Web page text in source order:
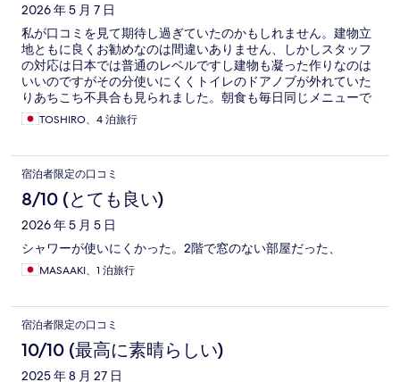
2026 年 5 月 7 日
私が口コミを見て期待し過ぎていたのかもしれません。建物立
地ともに良くお勧めなのは間違いありません、しかしスタッフ
の対応は日本では普通のレベルですし建物も凝った作りなのは
いいのですがその分使いにくくトイレのドアノブが外れていた
りあちこち不具合も見られました。朝食も毎日同じメニューで
例えばフォーなんかでもほぼフルサイズの量です、他の名物料
理を色々食べたい旅行者にとっては残念でしかありません。他
待たされ所でも着替えとシャワー浴びて良いと言ってくれた
り、ドリンクは自由に飲んでくれて良いといってくれたり、深
夜便の時にはチェック後でもシャワーなどの一部施設の使用を
勧めてくれたり、ちょっとした気配りが多くあった気がしま
す。旧市街の中では最高の立地の一つですしお勧めではありま
すが今一歩感があります。
TOSHIRO、4 泊旅行
宿泊者限定の口コミ
8/10 (とても良い)
2026 年 5 月 5 日
シャワーが使いにくかった。2階で窓のない部屋だった、
MASAAKI、1 泊旅行
宿泊者限定の口コミ
10/10 (最高に素晴らしい)
2025 年 8 月 27 日